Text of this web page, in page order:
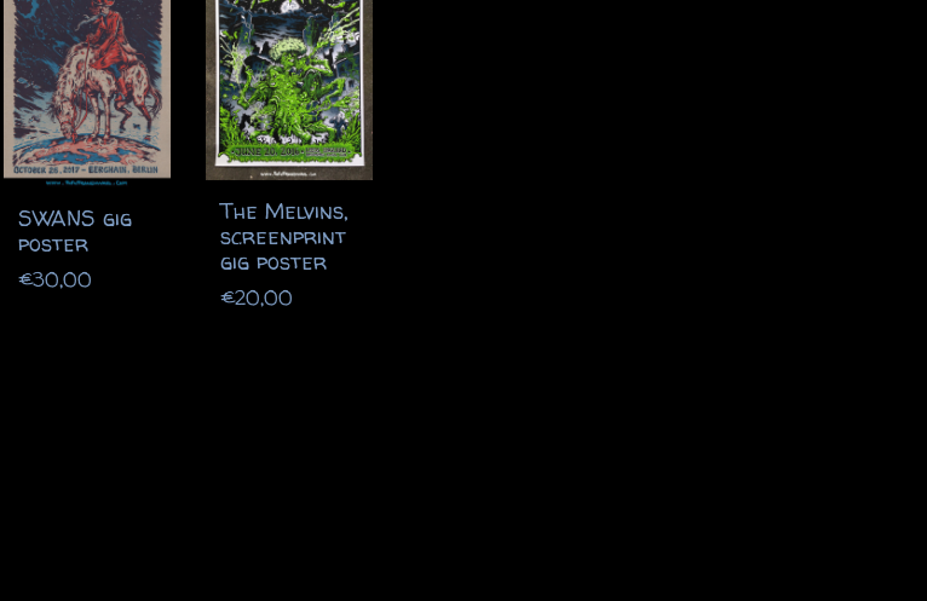
SWANS gig
poster
€30,00
The Melvins,
screenprint
gig poster
€20,00